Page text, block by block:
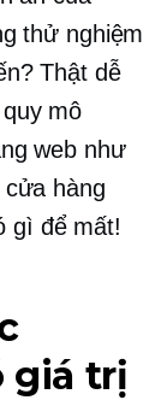
thử nghiệm
Thật dễ
mô
web như
cửa hàng
gì để mất!
giá trị